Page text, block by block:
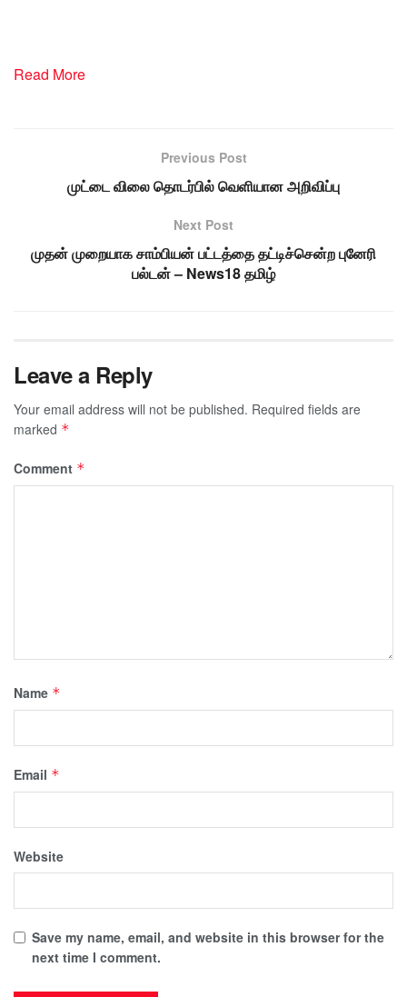
Read More
Previous Post
முட்டை விலை தொடர்பில் வெளியான அறிவிப்பு
Next Post
முதன் முறையாக சாம்பியன் பட்டத்தை தட்டிச்சென்ற புனேரி
பல்டன் – News18 தமிழ்
Leave a Reply
Your email address will not be published. Required fields are
marked *
Comment *
Name *
Email *
Website
Save my name, email, and website in this browser for the
next time I comment.